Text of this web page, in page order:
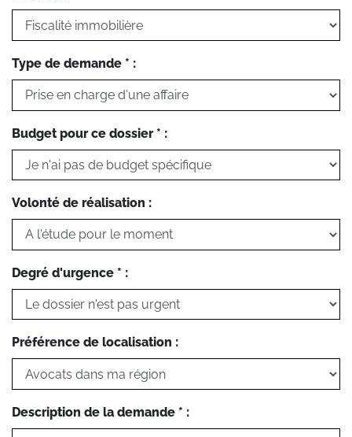
Type de demande * :
Budget pour ce dossier * :
Volonté de réalisation :
Degré d'urgence * :
Préférence de localisation :
Description de la demande * :